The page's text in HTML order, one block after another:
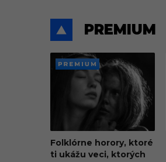
PREMIUM
PREMI
Folklórne horory, ktoré
ti ukážu veci, ktorých